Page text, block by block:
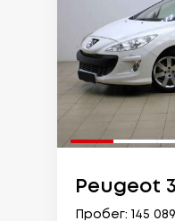
Peugeot
Пробег: 145